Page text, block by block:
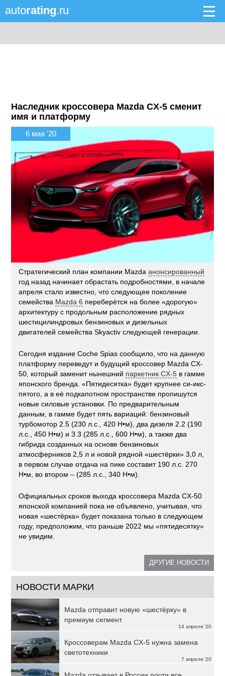
autorating.ru
Наследник кроссовера Mazda CX-5 сменит
имя и платформу
6 мая '20
Стратегический план компании Mazdaанонсированный
год назад начинает обрастать подробностями, в начале
апреля стало известно, что следующее поколение
семейства Mazda 6 переберётся на более «дорогую»
архитектуру с продольным расположение рядных
шестицилиндровых бензиновых и дизельных
двигателей семейства Skyactiv следующей генерации.
Сегодня издание Coche Spias сообщило, что на данную
платформу переведут и будущий кроссовер Mazda CX-
50, который заменит нынешний паркетник CX-5 в гамме
японского бренда. «Пятидесятка» будет крупнее си-икс-
пятого, а в её подкапотном пространстве пропишутся
новые силовые установки. По предварительным
данным, в гамме будет пять вариаций: бензиновый
турбомотор 2.5 (230 л.с., 420 Н•м), два дизеля 2.2 (190
л.с., 450 Н•м) и 3.3 (285 л.с., 600 Н•м), а также два
гибрида созданных на основе бензиновых
атмосферников 2,5 л и новой рядной «шестёрки» 3,0 л,
в первом случае отдача на пике составит 190 л.с. 270
Н•м, во втором – (285 л.с., 340 Н•м).
Официальных сроков выхода кроссовера Mazda CX-50
японской компанией пока не объявлено, учитывая, что
новая «шестёрка» будет показана только в следующем
году, предположим, что раньше 2022 мы «пятидесятку»
не увидим.
ДРУГИЕ НОВОСТИ
НОВОСТИ МАРКИ
14 апреля '20
Mazda отправит новую «шестёрку» в
премиум сегмент
7 апреля '20
Кроссоверам Mazda CX-5 нужна замена
светотехники